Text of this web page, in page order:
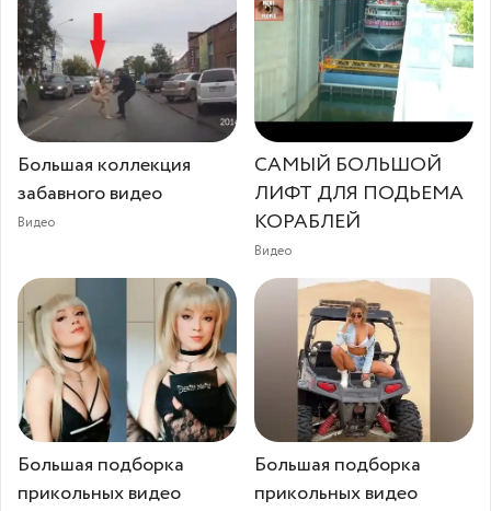
Большая коллекция
забавного видео
Видео
САМЫЙ БОЛЬШОЙ
ЛИФТ ДЛЯ ПОДЬЕМА
КОРАБЛЕЙ
Видео
Большая подборка
прикольных видео
Большая подборка
прикольных видео